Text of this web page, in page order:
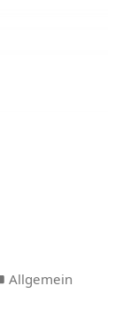
Veröffentlicht
Allgemein